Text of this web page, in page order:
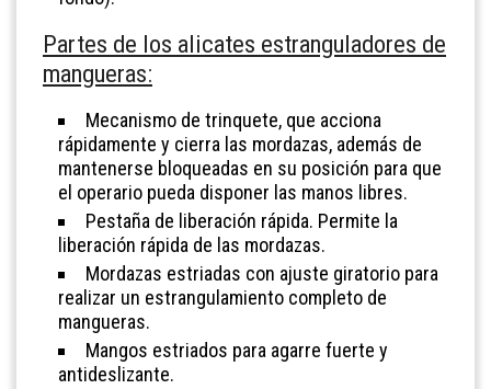
Partes de los alicates estranguladores de
mangueras:
Mecanismo de trinquete, que acciona
rápidamente y cierra las mordazas, además de
mantenerse bloqueadas en su posición para que
el operario pueda disponer las manos libres.
Pestaña de liberación rápida. Permite la
liberación rápida de las mordazas.
Mordazas estriadas con ajuste giratorio para
realizar un estrangulamiento completo de
mangueras.
Mangos estriados para agarre fuerte y
antideslizante.